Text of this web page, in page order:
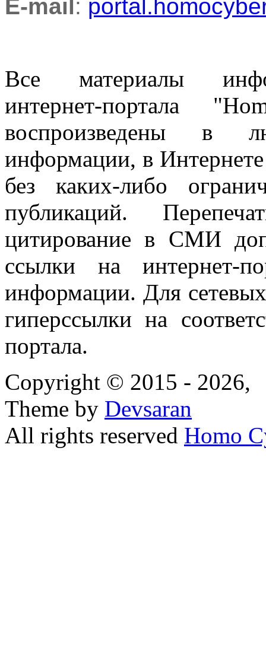
E-mail :
Все материалы
интернет-портала
воспроизведены в
информации, в
без каких-либо
публикаций.
цитирование в СМИ
ссылки на интернет-
информации. Для
гиперссылки на
портала.
Copyright © 2015 - 2026,
Theme by Devsaran
All rights reserved Homo